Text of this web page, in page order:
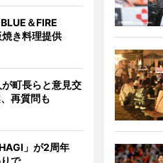
＆FIRE
き料理提供
が町長らと意見交
再質問も
」が2周年
で